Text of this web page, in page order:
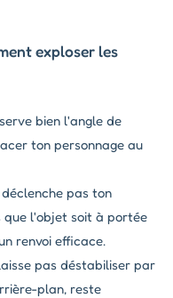
exploser les
bien l'angle de
ton personnage au
déclenche pas ton
que l'objet soit à portée
renvoi efficace.
pas déstabiliser par
plan, reste